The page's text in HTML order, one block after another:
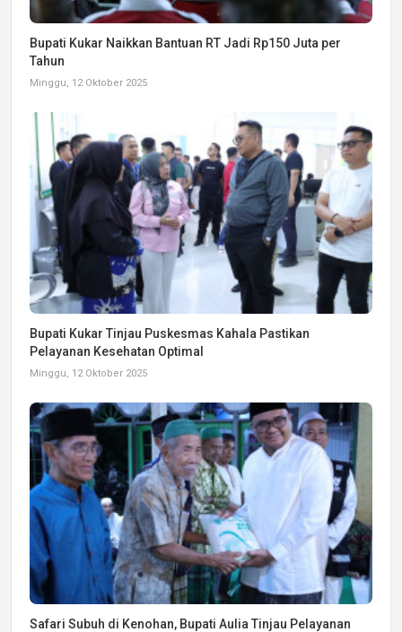
Bupati Kukar Naikkan Bantuan RT Jadi Rp150 Juta per
Tahun
Minggu, 12 Oktober 2025
Bupati Kukar Tinjau Puskesmas Kahala Pastikan
Pelayanan Kesehatan Optimal
Minggu, 12 Oktober 2025
Safari Subuh di Kenohan, Bupati Aulia Tinjau Pelayanan